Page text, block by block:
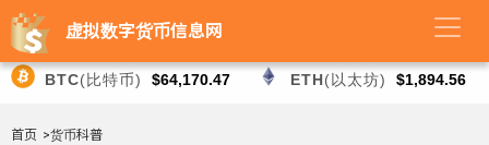
虚拟数字货币信息网
BTC(比特币) $64,170.47 ETH(以太坊) $1,894.56
首页 >货币科普